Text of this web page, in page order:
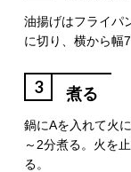
油揚げはフライパ
に切り、横から幅
3 煮る
鍋にAを入れて火
～2分煮る。火を
る。